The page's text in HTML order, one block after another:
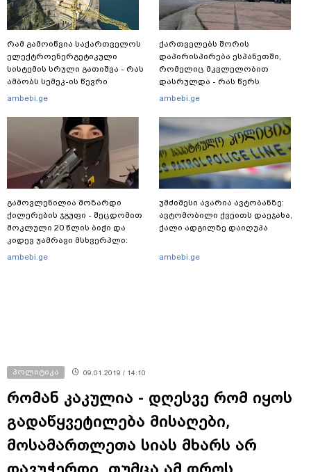
რამ გამოიწვია საქართველოს
ელექტროენერგეტიკული
სისტემის სრული გათიშვა - რას
ამბობს სემეკ-ის წევრი
ambebi.ge
გამოვლენილია მოზარდი
ქილერების ჯგუფი - შეცდომით
მოკლული 20 წლის ბიჭი და
კიდევ უამრავი მსხვერპლი:
რომელ ქვეყნამდე მივიდა
ambebi.ge
ქართველებს შორის
დაპირისპირება ესპანეთში,
რომელიც მკვლელობით
დასრულდა - რას წერს
საერთაშორისო მედია: "მანქანა
და რაინდის"
ambebi.ge
უმძიმესი ავარია ავტობანზე:
ავტომობილი ქვეითს დაეჯახა,
ქალი ადგილზე დაიღუპა
ambebi.ge
პოლიტიკა 09.01.2019 / 14:10
რომან კაკულია - დღესვე რომ იყოს
გადაწყვეტილება მისაღები,
მოსამართლეთა სიას მხარს არ